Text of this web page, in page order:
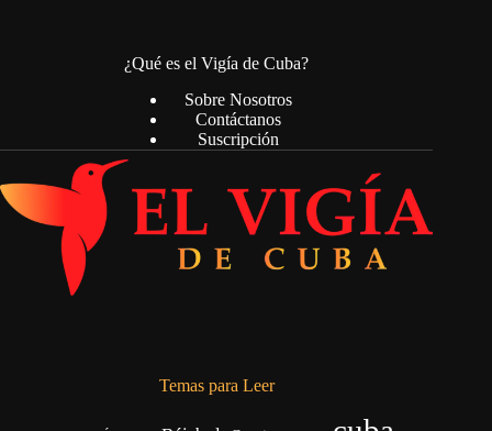
¿Qué es el Vigía de Cuba?
Sobre Nosotros
Contáctanos
Suscripción
Temas para Leer